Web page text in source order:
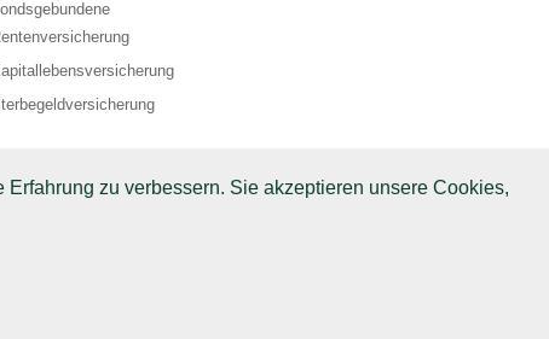
zu verbessern. Sie akzeptieren unsere Cookies,